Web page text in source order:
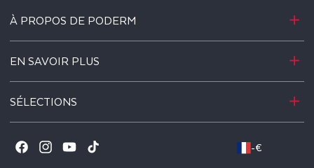
À PROPOS DE PODERM
EN SAVOIR PLUS
SÉLECTIONS
FacebookInstagramYouTubeTikTok -€